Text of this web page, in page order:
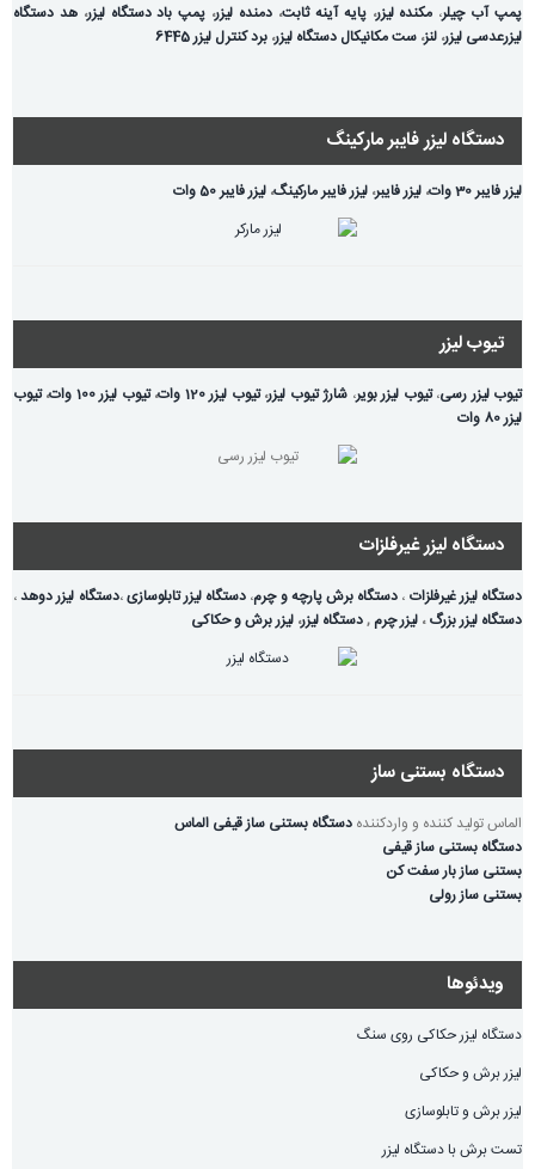
پمپ آب چیلر، مکنده لیزر،پایه آینه ثابت، دمنده لیزر، پمپ باد دستگاه لیزر،هد دستگاه
لیزرعدسی لیزر، لنز، ست مکانیکال دستگاه لیزر، برد کنترل لیزر 6445
دستگاه لیزر فایبر مارکینگ
لیزر فایبر 30 وات ، لیزر فایبر، لیزر فایبر مارکینگ، لیزر فایبر 50 وات
تیوب لیزر
تیوب لیزر رسی،تیوب لیزر بویر، شارژ تیوب لیزر،تیوب لیزر 120 وات ،تیوب لیزر 100 وات ،تیوب
لیزر 80 وات
دستگاه لیزر غیرفلزات
دستگاه لیزر غیرفلزات ، دستگاه برش پارچه و چرم، دستگاه لیزر تابلوسازی،دستگاه لیزر دوهد،
دستگاه لیزر بزرگ، لیزر چرم ,دستگاه لیزر، لیزر برش و حکاکی
دستگاه بستنی ساز
الماس تولید کننده و واردکننده دستگاه بستنی ساز قیفی الماس
دستگاه بستنی ساز قیفی
بستنی ساز بار سفت کن
بستنی ساز رولی
ویدئوها
دستگاه لیزر حکاکی روی سنگ
لیزر برش و حکاکی
لیزر برش و تابلوسازی
تست برش با دستگاه لیزر